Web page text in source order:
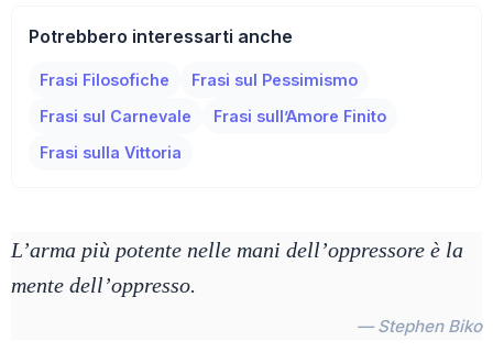
Potrebbero interessarti anche
Frasi Filosofiche
Frasi sul Pessimismo
Frasi sul Carnevale
Frasi sull’Amore Finito
Frasi sulla Vittoria
L’arma più potente nelle mani dell’oppressore è la
mente dell’oppresso.
— Stephen Biko